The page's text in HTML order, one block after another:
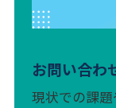
お問い合わ
現状での課